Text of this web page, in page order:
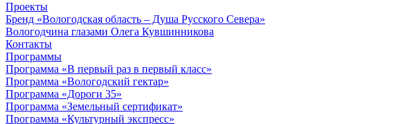
Проекты
Бренд «Вологодская область – Душа Русского Севера»
Вологодчина глазами Олега Кувшинникова
Контакты
Программы
Программа «В первый раз в первый класс»
Программа «Вологодский гектар»
Программа «Дороги 35»
Программа «Земельный сертификат»
Программа «Культурный экспресс»